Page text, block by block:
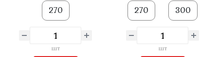
270
шт
270 300
шт